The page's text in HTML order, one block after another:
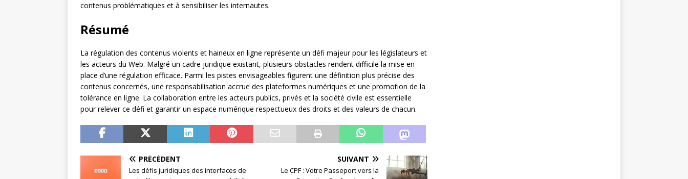
contenus problématiques et à sensibiliser les internautes.
Résumé
La régulation des contenus violents et haineux en ligne représente un défi majeur pour les législateurs et
les acteurs du Web. Malgré un cadre juridique existant, plusieurs obstacles rendent difficile la mise en
place d’une régulation efficace. Parmi les pistes envisageables figurent une définition plus précise des
contenus concernés, une responsabilisation accrue des plateformes numériques et une promotion de la
tolérance en ligne. La collaboration entre les acteurs publics, privés et la société civile est essentielle
pour relever ce défi et garantir un espace numérique respectueux des droits et des valeurs de chacun.
PRÉCÉDENT
Les défis juridiques des interfaces de
SUIVANT
Le CPF : Votre Passeport vers la